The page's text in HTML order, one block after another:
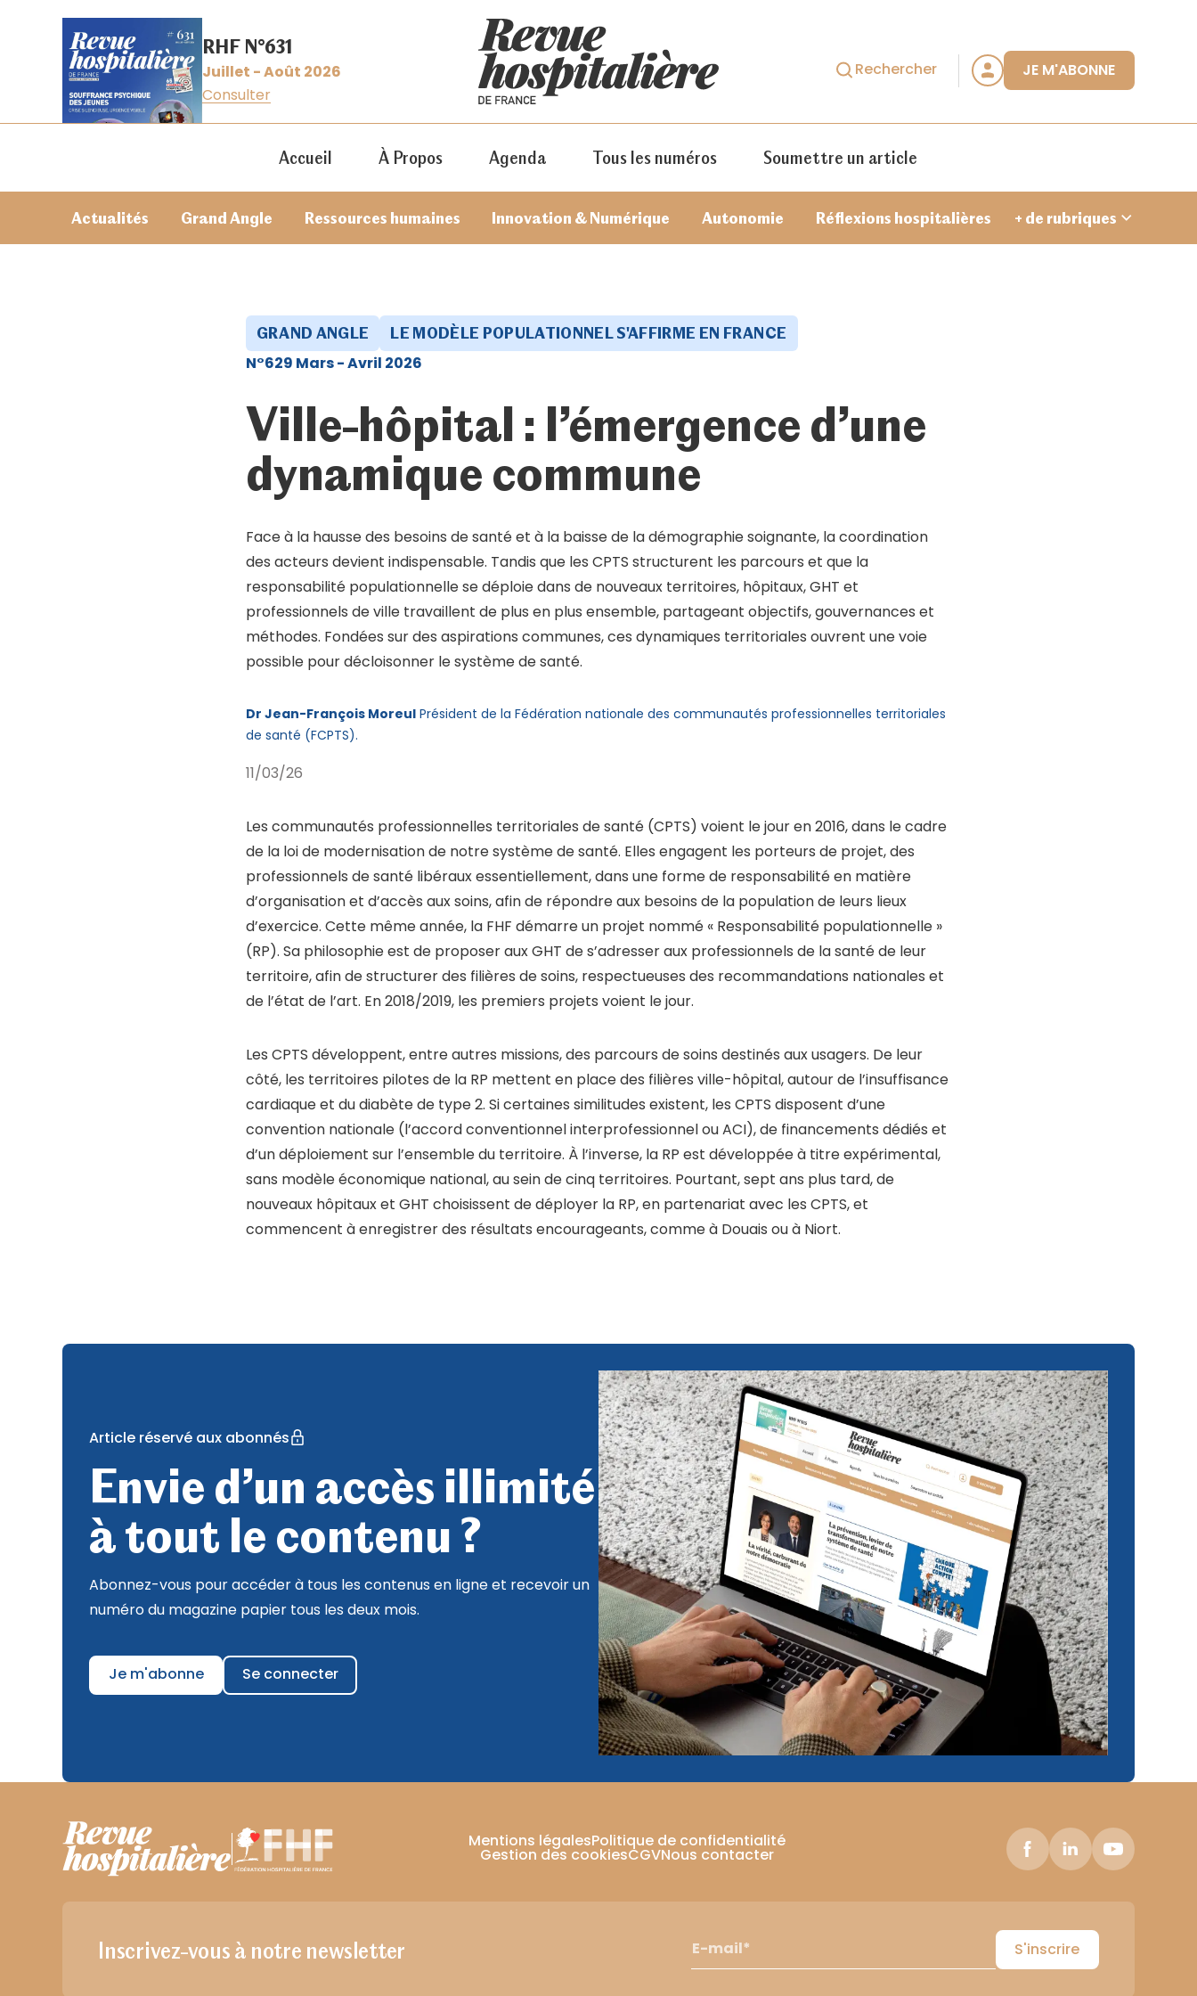
RHF N°631
Juillet - Août 2026
Consulter
Rechercher JE M'ABONNE
Accueil À Propos Agenda Tous les numéros Soumettre un article
Actualités Grand Angle Ressources humaines Innovation & Numérique Autonomie Réflexions hospitalières + de rubriques
Mot de passe oublié ?
GRAND ANGLE LE MODÈLE POPULATIONNEL S'AFFIRME EN FRANCE
N°629 Mars - Avril 2026
Ville-hôpital : l’émergence d’une
dynamique commune
Face à la hausse des besoins de santé et à la baisse de la démographie soignante, la coordination
des acteurs devient indispensable. Tandis que les CPTS structurent les parcours et que la
responsabilité populationnelle se déploie dans de nouveaux territoires, hôpitaux, GHT et
professionnels de ville travaillent de plus en plus ensemble, partageant objectifs, gouvernances et
méthodes. Fondées sur des aspirations communes, ces dynamiques territoriales ouvrent une voie
possible pour décloisonner le système de santé.
Dr Jean-François MoreulPrésident de la Fédération nationale des communautés professionnelles territoriales
de santé (FCPTS).
11/03/26
Les communautés professionnelles territoriales de santé (CPTS) voient le jour en 2016, dans le cadre
de la loi de modernisation de notre système de santé. Elles engagent les porteurs de projet, des
professionnels de santé libéraux essentiellement, dans une forme de responsabilité en matière
d’organisation et d’accès aux soins, afin de répondre aux besoins de la population de leurs lieux
d’exercice. Cette même année, la FHF démarre un projet nommé « Responsabilité populationnelle »
(RP). Sa philosophie est de proposer aux GHT de s’adresser aux professionnels de la santé de leur
territoire, afin de structurer des filières de soins, respectueuses des recommandations nationales et
de l’état de l’art. En 2018/2019, les premiers projets voient le jour.
Les CPTS développent, entre autres missions, des parcours de soins destinés aux usagers. De leur
côté, les territoires pilotes de la RP mettent en place des filières ville-hôpital, autour de l’insuffisance
cardiaque et du diabète de type 2. Si certaines similitudes existent, les CPTS disposent d’une
convention nationale (l’accord conventionnel interprofessionnel ou ACI), de financements dédiés et
d’un déploiement sur l’ensemble du territoire. À l’inverse, la RP est développée à titre expérimental,
sans modèle économique national, au sein de cinq territoires. Pourtant, sept ans plus tard, de
nouveaux hôpitaux et GHT choisissent de déployer la RP, en partenariat avec les CPTS, et
commencent à enregistrer des résultats encourageants, comme à Douais ou à Niort.
Article réservé aux abonnés
Envie d’un accès illimité
à tout le contenu ?
Abonnez-vous pour accéder à tous les contenus en ligne et recevoir un
numéro du magazine papier tous les deux mois.
Je m'abonne Se connecter
Mentions légalesPolitique de confidentialité
Gestion des cookiesCGVNous contacter
Inscrivez-vous à notre newsletter S'inscrire